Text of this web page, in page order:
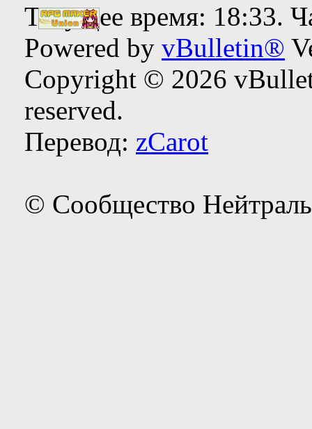
Текущее время: 18:33.
Powered by vBulletin®
Copyright © 2026
reserved.
Перевод: zCarot
© Сообщество